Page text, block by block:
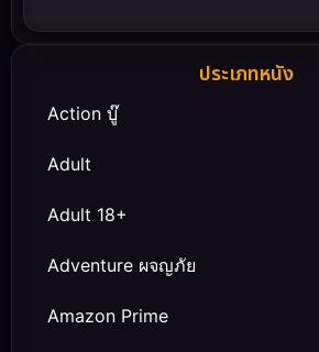
ประเภทหนัง
Action บู๊
Adult
Adult 18+
Adventure ผจญภัย
Amazon Prime